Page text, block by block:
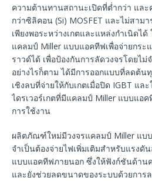
ความต้านทานสถานะเปิดที่ต่ำกว่า แล
กว่าซิลิคอน (Si) MOSFET และไม่สาม
เพียงพอระหว่างเกตและแหล่งกำเนิดไ
แคลมป์ Miller แบบแอคทีฟเพื่อจ่ายกระ
ราวด์ได้ เพื่อป้องกันการลัดวงจรโดยไ
อย่างไรก็ตาม ได้มีการออกแบบที่ลดต้
เชิงลบที่จ่ายให้กับเกตเมื่อปิด IGBT แล
ไดรเวอร์เกตที่มีแคลมป์ Miller แบบแอ
การใช้งาน
ผลิตภัณฑ์ใหม่มีวงจรแคลมป์ Miller แบ
จำเป็นต้องจ่ายไฟเพิ่มเติมสำหรับแรง
แบบแอคทีฟภายนอก ซึ่งให้ฟังก์ชันด้าน
และยังช่วยลดขนาดของระบบด้วยการ